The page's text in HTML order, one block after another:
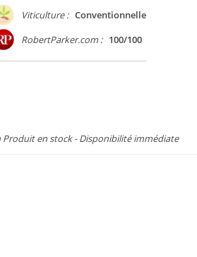
Viticulture : Conventionnelle
RobertParker.com : 100/100
Produit en stock - Disponibilité immédiate